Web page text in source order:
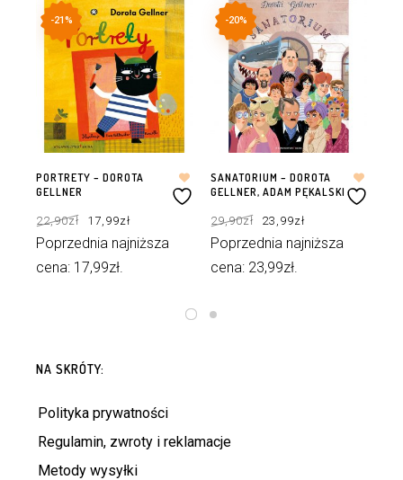
-21%
PORTRETY – DOROTA
GELLNER
22,90zł cena
wynosiła:
22,90zł.
17,99złcena
17,99zł.
Poprzednia najniższa
cena: 17,99zł.
-20%
SANATORIUM – DOROTA
GELLNER, ADAM PĘKALSKI
29,90zł cena
wynosiła:
29,90zł.
23,99złcena
23,99zł.
Poprzednia najniższa
cena: 23,99zł.
NA SKRÓTY:
Polityka prywatności
Regulamin, zwroty i reklamacje
Metody wysyłki